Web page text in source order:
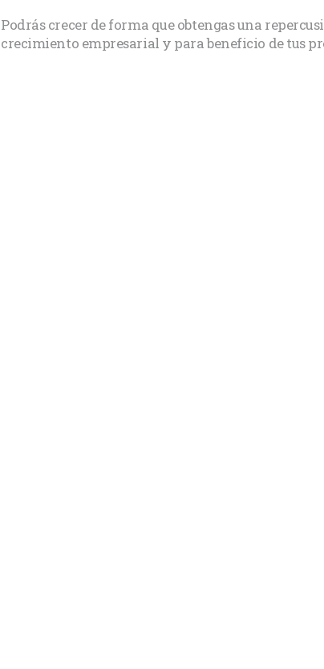
Podrás crecer de forma que obtengas una
crecimiento empresarial y para beneficio de tus